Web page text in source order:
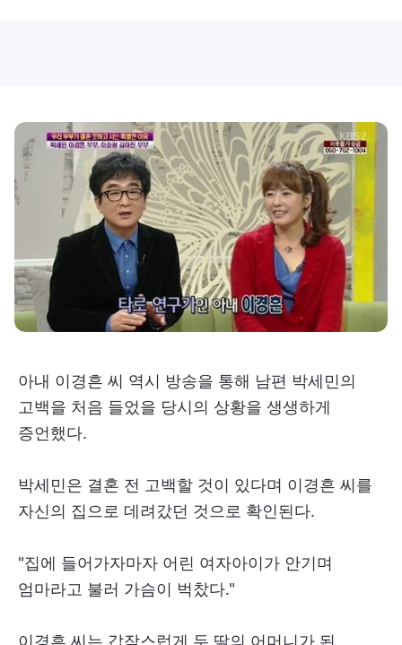
아내 이경흔 씨 역시 방송을 통해 남편 박세민의
고백을 처음 들었을 당시의 상황을 생생하게
증언했다.
박세민은 결혼 전 고백할 것이 있다며 이경흔 씨를
자신의 집으로 데려갔던 것으로 확인된다.
"집에 들어가자마자 어린 여자아이가 안기며
엄마라고 불러 가슴이 벅찼다."